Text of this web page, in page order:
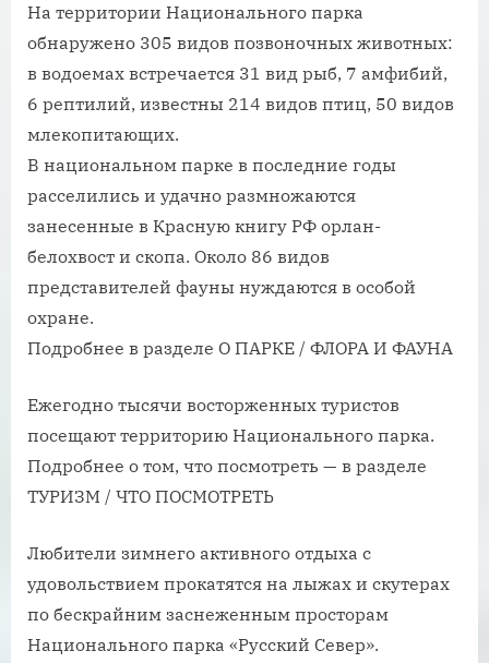
На территории Национального парка
обнаружено 305 видов позвоночных животных:
в водоемах встречается 31 вид рыб, 7 амфибий,
6 рептилий, известны 214 видов птиц, 50 видов
млекопитающих.
В национальном парке в последние годы
расселились и удачно размножаются
занесенные в Красную книгу РФ орлан-
белохвост и скопа. Около 86 видов
представителей фауны нуждаются в особой
охране.
Подробнее в разделе О ПАРКЕ / ФЛОРА И ФАУНА
Ежегодно тысячи восторженных туристов
посещают территорию Национального парка.
Подробнее о том, что посмотреть — в разделе
ТУРИЗМ / ЧТО ПОСМОТРЕТЬ
Любители зимнего активного отдыха с
удовольствием прокатятся на лыжах и скутерах
по бескрайним заснеженным просторам
Национального парка «Русский Север».